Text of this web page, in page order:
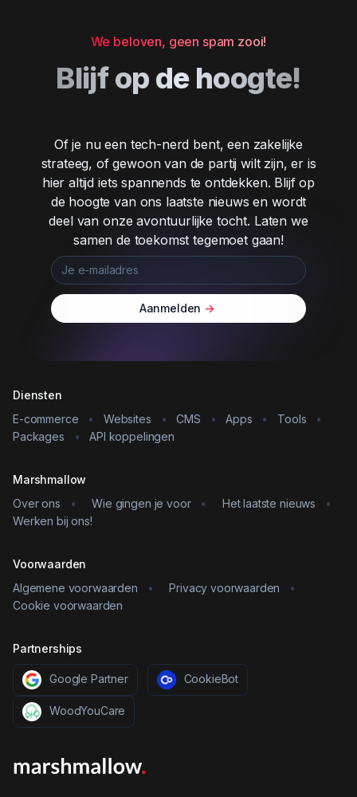
We beloven, geen spam zooi!
Blijf op de hoogte!
Of je nu een tech-nerd bent, een zakelijke
strateeg, of gewoon van de partij wilt zijn, er is
hier altijd iets spannends te ontdekken. Blijf op
de hoogte van ons laatste nieuws en wordt
deel van onze avontuurlijke tocht. Laten we
samen de toekomst tegemoet gaan!
Aanmelden ->
Diensten
E-commerce
• Websites • CMS • Apps • Tools
•
Packages
• API koppelingen
Marshmallow
Over ons
• Wie gingen je voor • Het laatste nieuws
•
Werken bij ons!
Voorwaarden
Algemene voorwaarden
• Privacy voorwaarden
•
Cookie voorwaarden
Partnerships
Google Partner CookieBot
WoodYouCare